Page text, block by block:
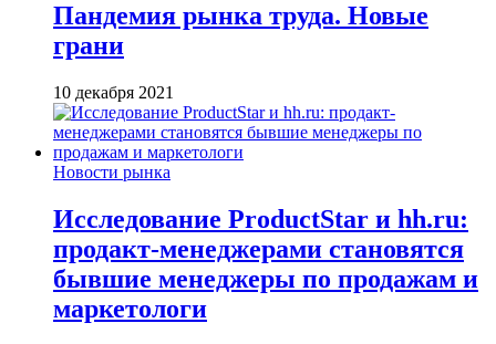
Пандемия рынка труда. Новые
грани
10 декабря 2021
Новости рынка
Исследование ProductStar и hh.ru:
продакт-менеджерами становятся
бывшие менеджеры по продажам и
маркетологи